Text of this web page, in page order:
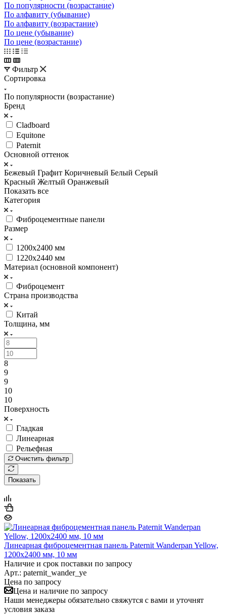
По популярности (возрастание)
По алфавиту (убывание)
По алфавиту (возрастание)
По цене (убывание)
По цене (возрастание)
Фильтр
Сортировка
По популярности (возрастание)
Бренд
Cladboard
Equitone
Paternit
Основной оттенок
Бежевый Графит Коричневый Белый Серый
Красный Желтый Оранжевый
Показать все
Категория
Фиброцементные панели
Размер
1200х2400 мм
1220х2440 мм
Материал (основной компонент)
Фиброцемент
Страна производства
Китай
Толщина, мм
8
9
9
10
10
Поверхность
Гладкая
Линеарная
Рельефная
Очистить фильтр
Показать
Линеарная фиброцементная панель Paternit Wanderpan Yellow,
1200х2400 мм, 10 мм
Наличие и срок поставки по запросу
Арт.: paternit_wander_ye
Цена по запросу
Цена и наличие по запросу
Наши менеджеры обязательно свяжутся с вами и уточнят
условия заказа